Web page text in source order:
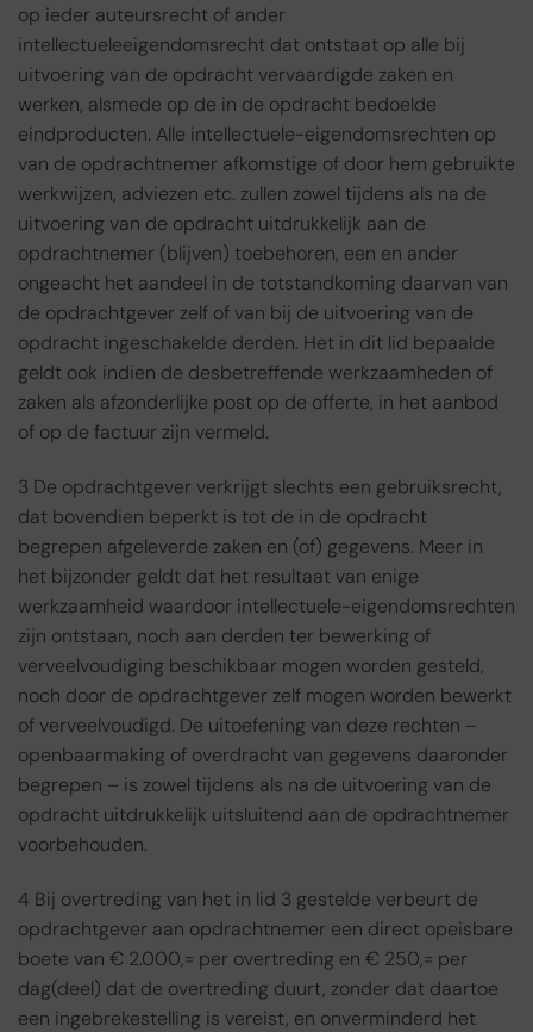
op ieder auteursrecht of ander
intellectueleeigendomsrecht dat ontstaat op alle bij
uitvoering van de opdracht vervaardigde zaken en
werken, alsmede op de in de opdracht bedoelde
eindproducten. Alle intellectuele-eigendomsrechten op
van de opdrachtnemer afkomstige of door hem gebruikte
werkwijzen, adviezen etc. zullen zowel tijdens als na de
uitvoering van de opdracht uitdrukkelijk aan de
opdrachtnemer (blijven) toebehoren, een en ander
ongeacht het aandeel in de totstandkoming daarvan van
de opdrachtgever zelf of van bij de uitvoering van de
opdracht ingeschakelde derden. Het in dit lid bepaalde
geldt ook indien de desbetreffende werkzaamheden of
zaken als afzonderlijke post op de offerte, in het aanbod
of op de factuur zijn vermeld.
3 De opdrachtgever verkrijgt slechts een gebruiksrecht,
dat bovendien beperkt is tot de in de opdracht
begrepen afgeleverde zaken en (of) gegevens. Meer in
het bijzonder geldt dat het resultaat van enige
werkzaamheid waardoor intellectuele-eigendomsrechten
zijn ontstaan, noch aan derden ter bewerking of
verveelvoudiging beschikbaar mogen worden gesteld,
noch door de opdrachtgever zelf mogen worden bewerkt
of verveelvoudigd. De uitoefening van deze rechten –
openbaarmaking of overdracht van gegevens daaronder
begrepen – is zowel tijdens als na de uitvoering van de
opdracht uitdrukkelijk uitsluitend aan de opdrachtnemer
voorbehouden.
4 Bij overtreding van het in lid 3 gestelde verbeurt de
opdrachtgever aan opdrachtnemer een direct opeisbare
boete van € 2.000,= per overtreding en € 250,= per
dag(deel) dat de overtreding duurt, zonder dat daartoe
een ingebrekestelling is vereist, en onverminderd het